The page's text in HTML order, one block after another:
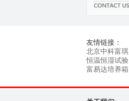
友情链接：
北京中科富琪
恒温恒湿试验
富易达培养箱